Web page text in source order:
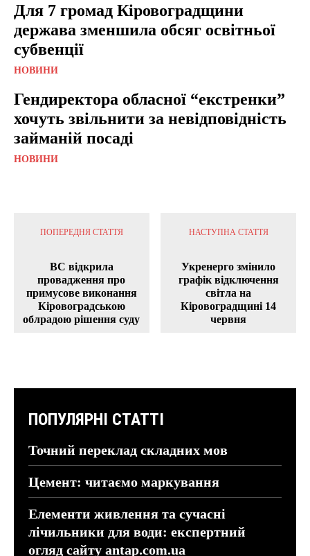
Для 7 громад Кіровоградщини
держава зменшила обсяг освітньої
субвенції
НОВИНИ
Гендиректора обласної “екстренки”
хочуть звільнити за невідповідність
займаній посаді
НОВИНИ
ПОПЕРЕДНЯ СТАТТЯ
ВС відкрила
провадження про
примусове виконання
Кіровоградською
облрадою рішення суду
НАСТУПНА СТАТТЯ
Укренерго змінило
графік відключення
світла на
Кіровоградщині 14
червня
ПОПУЛЯРНІ СТАТТІ
Точний переклад складних мов
Цемент: читаємо маркування
Елементи живлення та сучасні
лічильники для води: експертний
огляд сайту antap.com.ua